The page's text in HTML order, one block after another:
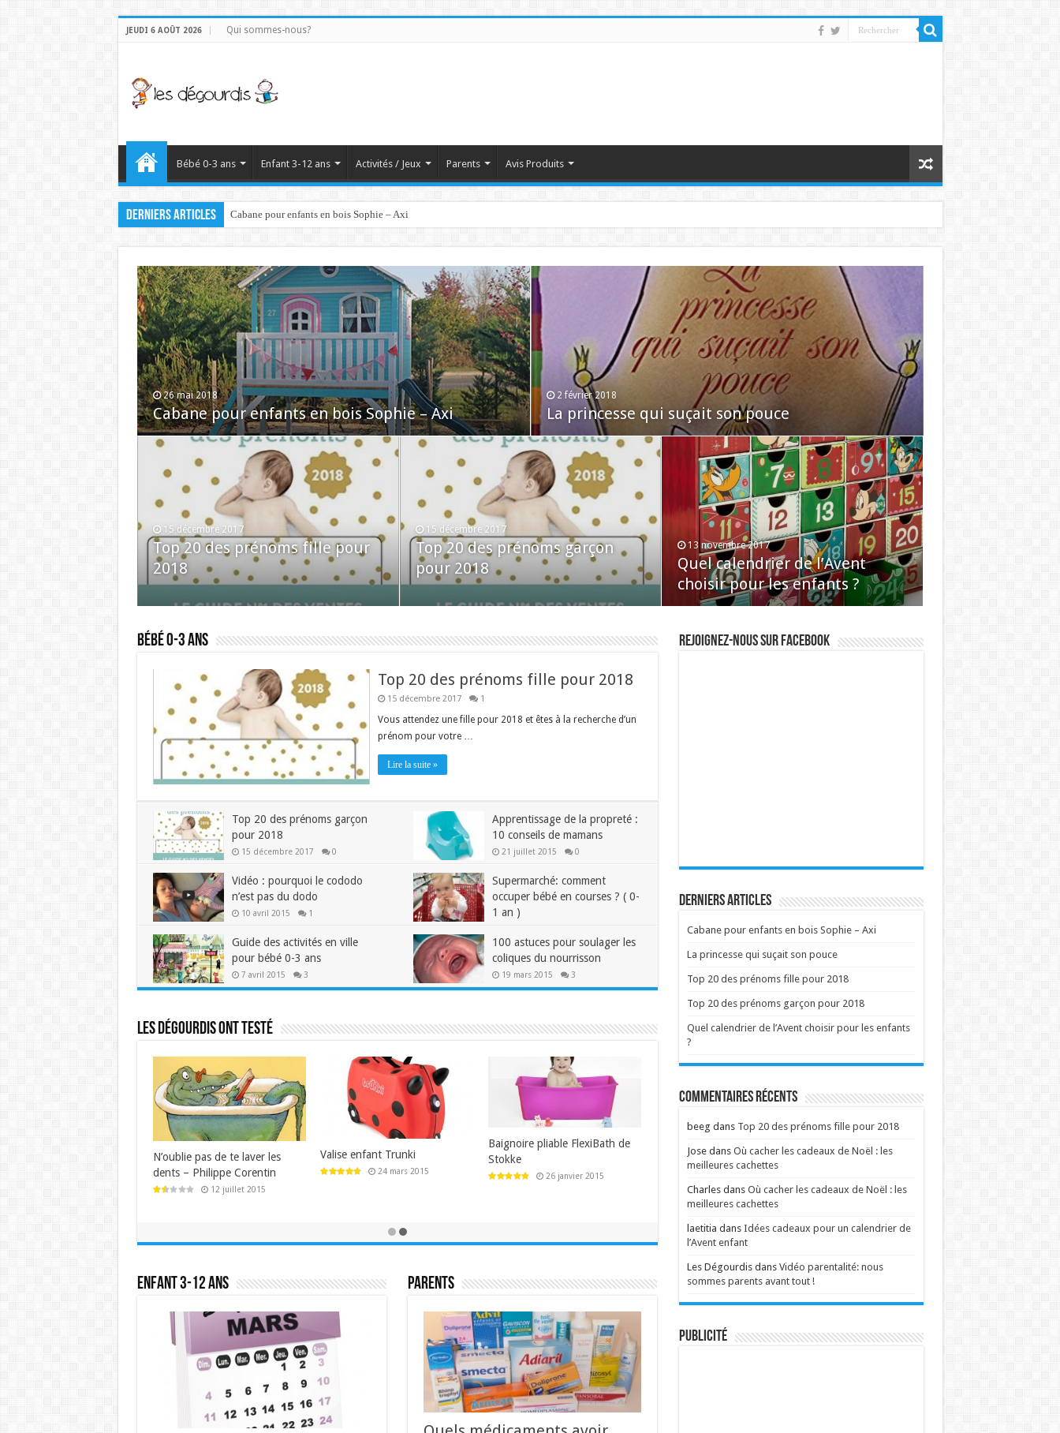
JEUDI 6 AOÛT 2026 Qui sommes-nous?
Bébé 0-3 ans Enfant 3-12 ans Activités / Jeux Parents Avis Produits
Derniers articles Cabane pour enfants en bois Sophie – Axi
26 mai 2018
Cabane pour enfants en bois Sophie – Axi
2 février 2018
La princesse qui suçait son pouce
15 décembre 2017
Top 20 des prénoms fille pour
2018
15 décembre 2017
Top 20 des prénoms garçon
pour 2018
13 novembre 2017
Quel calendrier de l’Avent
choisir pour les enfants ?
Bébé 0-3 ans
Top 20 des prénoms fille pour 2018
15 décembre 2017 1
Vous attendez une fille pour 2018 et êtes à la recherche d’un
prénom pour votre …
Lire la suite »
Top 20 des prénoms garçon
pour 2018
15 décembre 2017 0
Apprentissage de la propreté :
10 conseils de mamans
21 juillet 2015 0
Vidéo : pourquoi le cododo
n’est pas du dodo
10 avril 2015 1
Supermarché: comment
occuper bébé en courses ? ( 0-
1 an )
Guide des activités en ville
pour bébé 0-3 ans
7 avril 2015 3
100 astuces pour soulager les
coliques du nourrisson
19 mars 2015 3
Les dégourdis ont testé
N’oublie pas de te laver les
dents – Philippe Corentin
12 juillet 2015
Valise enfant Trunki
24 mars 2015
Baignoire pliable FlexiBath de
Stokke
26 janvier 2015
Enfant 3-12 ans Parents
Rejoignez-nous sur Facebook
Derniers articles
Cabane pour enfants en bois Sophie – Axi
La princesse qui suçait son pouce
Top 20 des prénoms fille pour 2018
Top 20 des prénoms garçon pour 2018
Quel calendrier de l’Avent choisir pour les enfants
?
Commentaires récents
beeg dans Top 20 des prénoms fille pour 2018
Josedans Où cacher les cadeaux de Noël : les
meilleures cachettes
Charlesdans Où cacher les cadeaux de Noël : les
meilleures cachettes
laetitia dans Idées cadeaux pour un calendrier de
l’Avent enfant
Les Dégourdisdans Vidéo parentalité: nous
sommes parents avant tout !
Publicité